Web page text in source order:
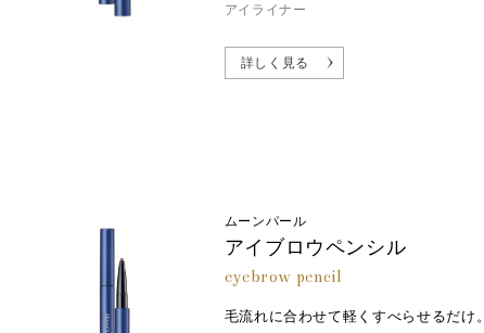
アイライナー
詳しく見る
ムーンパール
アイブロウペンシル
eyebrow pencil
毛流れに合わせて軽くすべらせるだけ。